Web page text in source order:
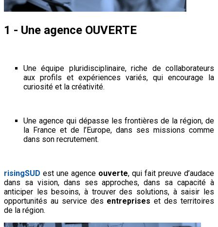
1 - Une agence OUVERTE
Une équipe pluridisciplinaire, riche de collaborateurs
aux profils et expériences variés, qui encourage la
curiosité et la créativité.
Une agence qui dépasse les frontières de la région, de
la France et de l’Europe, dans ses missions comme
dans son recrutement.
risingSUD est une agence ouverte, qui fait preuve d’audace
dans sa vision, dans ses approches, dans sa capacité à
anticiper les besoins, à trouver des solutions, à saisir les
opportunités au service des entrepriseset des territoires
de la région.